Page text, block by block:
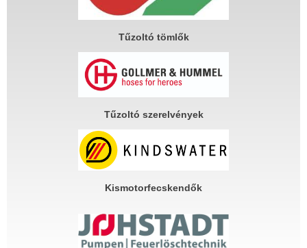
Tűzoltó tömlők
Tűzoltó szerelvények
Kismotorfecskendők